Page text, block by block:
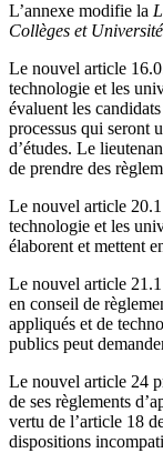
L’annexe modifie la
Collèges et
Le nouvel article
technologie et les
évaluent les
processus qui seront
d’études. Le
de prendre des
Le nouvel article 20.1
technologie et les
élaborent et mettent
Le nouvel article
en conseil de
appliqués et de
publics peut
Le nouvel article 24
de ses règlements
vertu de l’article 18
dispositions